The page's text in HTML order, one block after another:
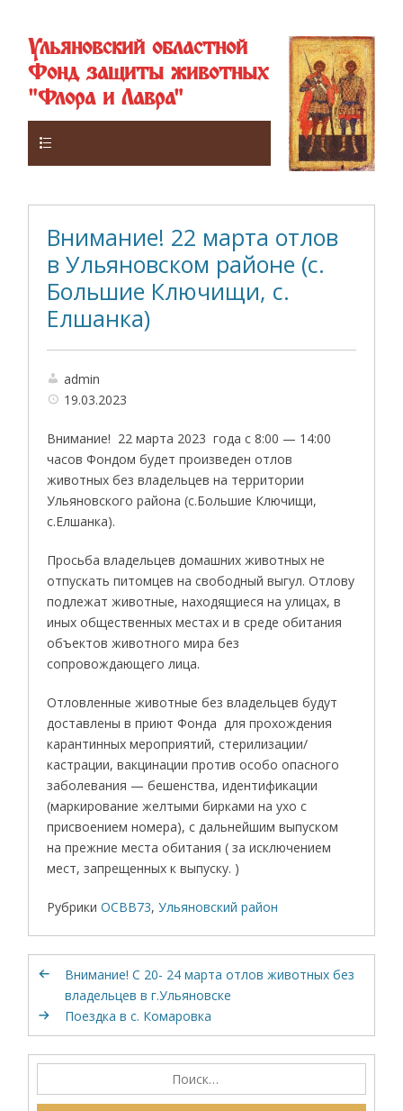
Ульяновский областной
Фонд защиты животных
"Флора и Лавра"
Внимание! 22 марта отлов
в Ульяновском районе (с.
Большие Ключищи, с.
Елшанка)
admin
19.03.2023
Внимание! 22 марта 2023 года с 8:00 — 14:00
часов Фондом будет произведен отлов
животных без владельцев на территории
Ульяновского района (с.Большие Ключищи,
с.Елшанка).
Просьба владельцев домашних животных не
отпускать питомцев на свободный выгул. Отлову
подлежат животные, находящиеся на улицах, в
иных общественных местах и в среде обитания
объектов животного мира без
сопровождающего лица.
Отловленные животные без владельцев будут
доставлены в приют Фонда для прохождения
карантинных мероприятий, стерилизации/
кастрации, вакцинации против особо опасного
заболевания — бешенства, идентификации
(маркирование желтыми бирками на ухо с
присвоением номера), с дальнейшим выпуском
на прежние места обитания ( за исключением
мест, запрещенных к выпуску. )
Рубрики ОСВВ73,Ульяновский район
Внимание! С 20- 24 марта отлов животных без
владельцев в г.Ульяновске
Поездка в с. Комаровка